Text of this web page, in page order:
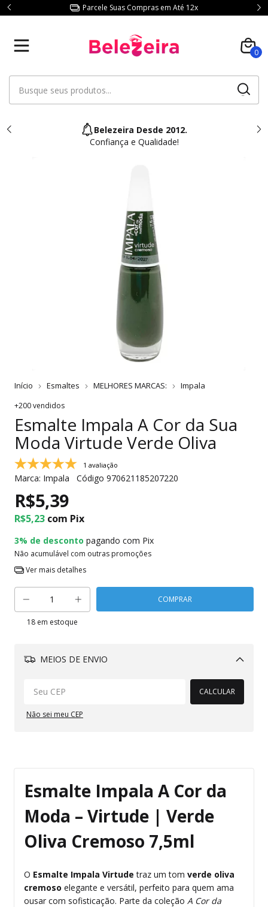
Parcele Suas Compras em Até 12x
0
Belezeira Desde 2012.
Confiança e Qualidade!
Início Esmaltes MELHORES MARCAS: Impala
+200 vendidos
Esmalte Impala A Cor da Sua
Moda Virtude Verde Oliva
1 avaliação
Marca: Impala Código 970621185207220
R$5,39
R$5,23 com Pix
3% de desconto pagando com Pix
Não acumulável com outras promoções
Ver mais detalhes
18em estoque
MEIOS DE ENVIO
Alterar CEP
CALCULAR
Não sei meu CEP
Esmalte Impala A Cor da
Moda – Virtude | Verde
Oliva Cremoso 7,5ml
O Esmalte Impala Virtude traz um tom verde oliva
cremoso elegante e versátil, perfeito para quem ama
ousar com sofisticação. Parte da coleção A Cor da